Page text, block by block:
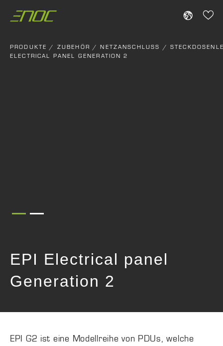
PRODUKTE / ZUBEHÖR /NETZANSCHLUSS /
ELECTRICAL PANEL GENERATION 2
EPI Electrical panel
Generation 2
EPI G2 ist eine Modellreihe von PDUs, welche